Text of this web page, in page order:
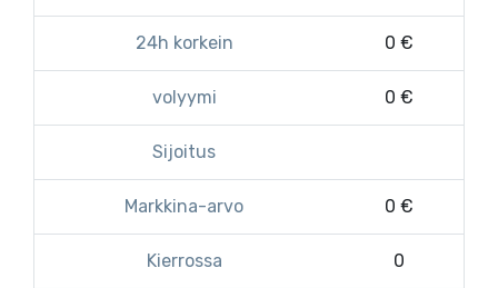
24h korkein 0 €
volyymi 0 €
Sijoitus
Markkina-arvo 0 €
Kierrossa 0